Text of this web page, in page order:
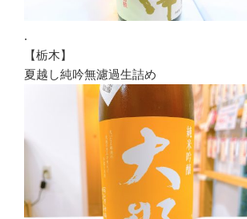
.
【栃木】
夏越し純吟無濾過生詰め